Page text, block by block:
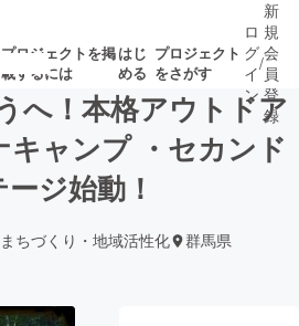
プロジェクトを掲
載するには
はじ
める
プロジェクト
をさがす
新着プロ募集終了が近いプ
ロ
グ
イ
ン
/
新
規
会
員
登
録
へ！本格アウトドア
ャンプ ・セカンド
ジ始動！
まちづくり・地域活性化 群馬県